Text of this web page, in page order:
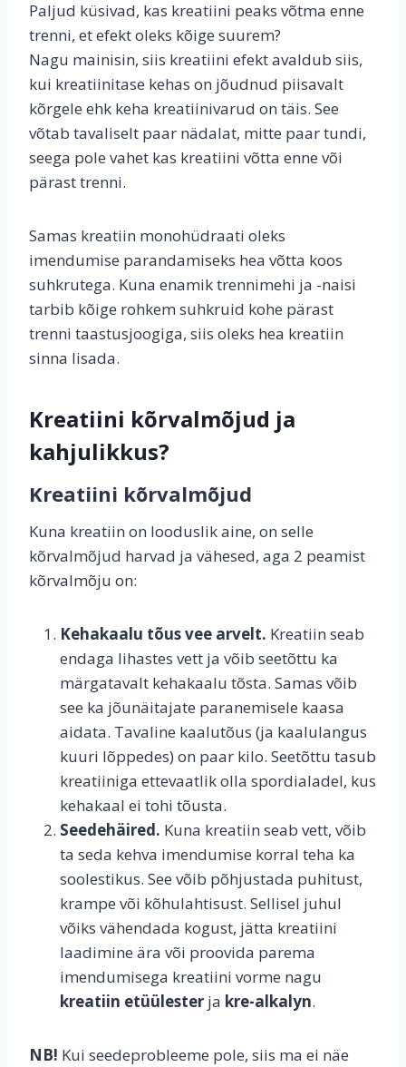
Paljud küsivad, kas kreatiini peaks võtma enne
trenni, et efekt oleks kõige suurem?
Nagu mainisin, siis kreatiini efekt avaldub siis,
kui kreatiinitase kehas on jõudnud piisavalt
kõrgele ehk keha kreatiinivarud on täis. See
võtab tavaliselt paar nädalat, mitte paar tundi,
seega pole vahet kas kreatiini võtta enne või
pärast trenni.
Samas kreatiin monohüdraati oleks
imendumise parandamiseks hea võtta koos
suhkrutega. Kuna enamik trennimehi ja -naisi
tarbib kõige rohkem suhkruid kohe pärast
trenni taastusjoogiga, siis oleks hea kreatiin
sinna lisada.
Kreatiini kõrvalmõjud ja
kahjulikkus?
Kreatiini kõrvalmõjud
Kuna kreatiin on looduslik aine, on selle
kõrvalmõjud harvad ja vähesed, aga 2 peamist
kõrvalmõju on:
Kehakaalu tõus vee arvelt. Kreatiin seab
endaga lihastes vett ja võib seetõttu ka
märgatavalt kehakaalu tõsta. Samas võib
see ka jõunäitajate paranemisele kaasa
aidata. Tavaline kaalutõus (ja kaalulangus
kuuri lõppedes) on paar kilo. Seetõttu tasub
kreatiiniga ettevaatlik olla spordialadel, kus
kehakaal ei tohi tõusta.
Seedehäired. Kuna kreatiin seab vett, võib
ta seda kehva imendumise korral teha ka
soolestikus. See võib põhjustada puhitust,
krampe või kõhulahtisust. Sellisel juhul
võiks vähendada kogust, jätta kreatiini
laadimine ära või proovida parema
imendumisega kreatiini vorme nagu
kreatiin etüülester ja kre-alkalyn.
NB! Kui seedeprobleeme pole, siis ma ei näe